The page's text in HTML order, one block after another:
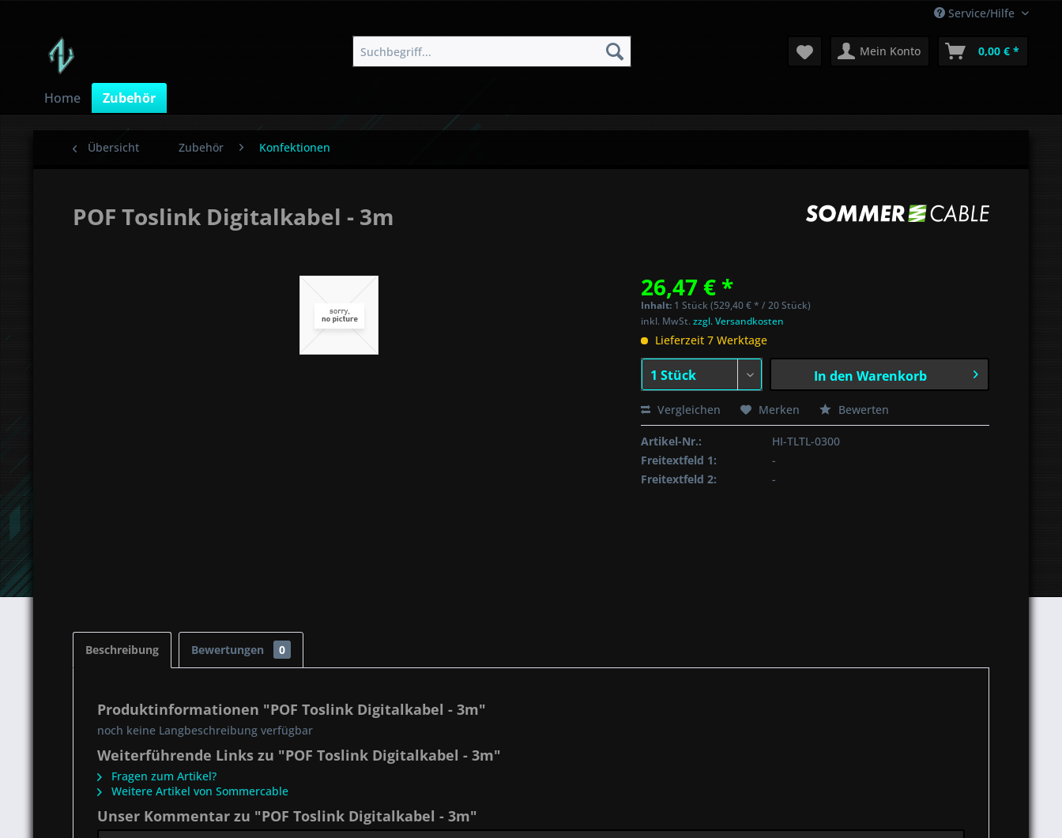
Service/Hilfe
Mein Konto 0,00 € *
Home Zubehör
Übersicht Zubehör Konfektionen
POF Toslink Digitalkabel - 3m
26,47 € *
Inhalt: 1 Stück (529,40 € * / 20 Stück)
inkl. MwSt.zzgl. Versandkosten
Lieferzeit 7 Werktage
In den Warenkorb
Vergleichen Merken Bewerten
Artikel-Nr.:
HI-TLTL-0300
Freitextfeld 1:
-
Freitextfeld 2:
-
Beschreibung Bewertungen 0
Produktinformationen "POF Toslink Digitalkabel - 3m"
noch keine Langbeschreibung verfügbar
Weiterführende Links zu "POF Toslink Digitalkabel - 3m"
Fragen zum Artikel?
Weitere Artikel von Sommercable
Unser Kommentar zu "POF Toslink Digitalkabel - 3m"